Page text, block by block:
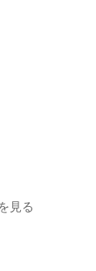
見る